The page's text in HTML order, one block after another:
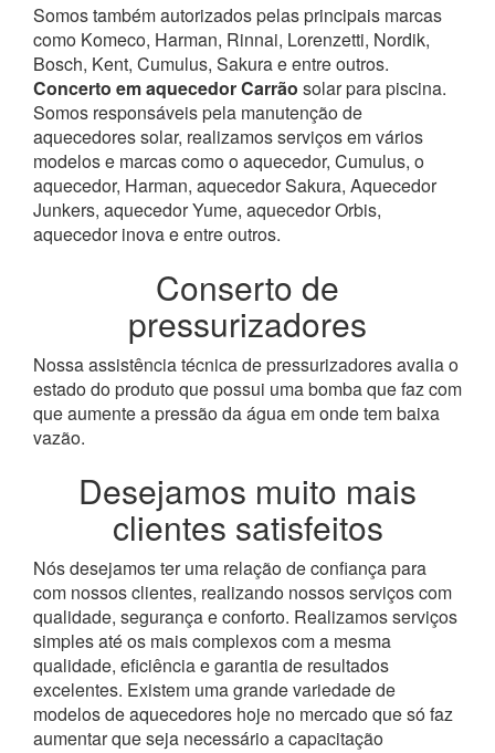
Somos também autorizados pelas principais marcas
como Komeco, Harman, Rinnai, Lorenzetti, Nordik,
Bosch, Kent, Cumulus, Sakura e entre outros.
Concerto em aquecedor Carrão solar para piscina.
Somos responsáveis pela manutenção de
aquecedores solar, realizamos serviços em vários
modelos e marcas como o aquecedor, Cumulus, o
aquecedor, Harman, aquecedor Sakura, Aquecedor
Junkers, aquecedor Yume, aquecedor Orbis,
aquecedor inova e entre outros.
Conserto de
pressurizadores
Nossa assistência técnica de pressurizadores avalia o
estado do produto que possui uma bomba que faz com
que aumente a pressão da água em onde tem baixa
vazão.
Desejamos muito mais
clientes satisfeitos
Nós desejamos ter uma relação de confiança para
com nossos clientes, realizando nossos serviços com
qualidade, segurança e conforto. Realizamos serviços
simples até os mais complexos com a mesma
qualidade, eficiência e garantia de resultados
excelentes. Existem uma grande variedade de
modelos de aquecedores hoje no mercado que só faz
aumentar que seja necessário a capacitação